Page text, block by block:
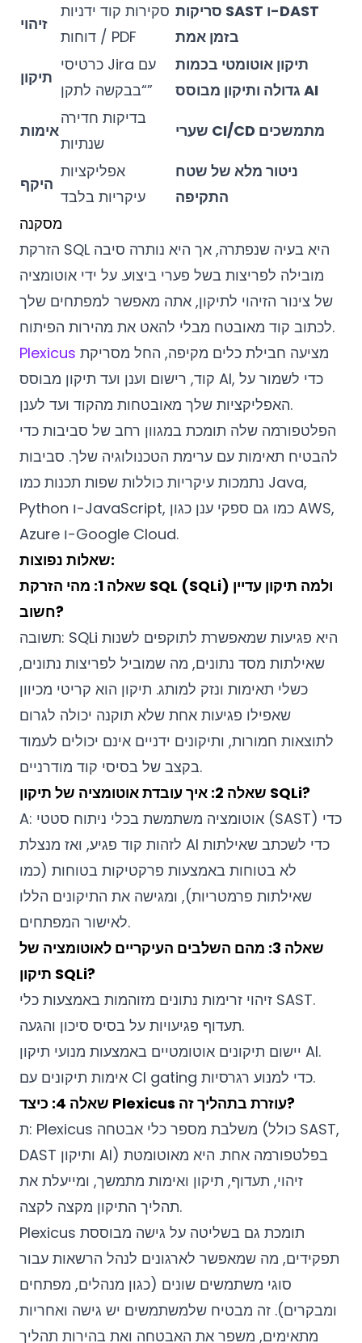
זיהוי
סקירות קוד ידניות
/ דוחות PDF
סריקות SAST ו-DAST
בזמן אמת
תיקון
כרטיסי Jira עם
“בבקשה לתקן”
תיקון אוטומטי בכמות
גדולה ותיקון מבוסס AI
אימות
בדיקות חדירה
שנתיות
שערי CI/CD מתמשכים
היקף
אפליקציות
עיקריות בלבד
ניטור מלא של שטח
התקיפה
מסקנה
הזרקת SQL היא בעיה שנפתרה, אך היא נותרה סיבה
מובילה לפריצות בשל פערי ביצוע. על ידי אוטומציה
של צינור הזיהוי לתיקון, אתה מאפשר למפתחים שלך
לכתוב קוד מאובטח מבלי להאט את מהירות הפיתוח.
Plexicus
קוד, רישום וענן ועד תיקון מבוסס AI, כדי לשמור על
האפליקציות שלך מאובטחות מהקוד ועד לענן.
הפלטפורמה שלה תומכת במגוון רחב של סביבות כדי
להבטיח תאימות עם ערימת הטכנולוגיה שלך. סביבות
נתמכות עיקריות כוללות שפות תכנות כמו Java,
Python ו-JavaScript, כמו גם ספקי ענן כגון AWS,
Azure ו-Google Cloud.
שאלות נפוצות:
שאלה 1: מהי הזרקת SQL (SQLi) ולמה תיקון עדיין
חשוב?
תשובה: SQLi היא פגיעות שמאפשרת לתוקפים לשנות
שאילתות מסד נתונים, מה שמוביל לפריצות נתונים,
כשלי תאימות ונזק למותג. תיקון הוא קריטי מכיוון
שאפילו פגיעות אחת שלא תוקנה יכולה לגרום
לתוצאות חמורות, ותיקונים ידניים אינם יכולים לעמוד
בקצב של בסיסי קוד מודרניים.
שאלה 2: איך עובדת אוטומציה של תיקון SQLi?
A: אוטומציה משתמשת בכלי ניתוח סטטי (SAST) כדי
לזהות קוד פגיע, ואז מנצלת AI כדי לשכתב שאילתות
לא בטוחות באמצעות פרקטיקות בטוחות (כמו
שאילתות פרמטריות), ומגישה את התיקונים הללו
לאישור המפתחים.
שאלה 3: מהם השלבים העיקריים לאוטומציה של
תיקון SQLi?
זיהוי זרימות נתונים מזוהמות באמצעות כלי SAST.
תעדוף פגיעויות על בסיס סיכון והגעה.
יישום תיקונים אוטומטיים באמצעות מנועי תיקון AI.
אימות תיקונים עם CI gating כדי למנוע רגרסיות.
שאלה 4: כיצד Plexicus עוזרת בתהליך זה?
ת: Plexicus משלבת מספר כלי אבטחה (כולל SAST,
DAST ותיקון AI) בפלטפורמה אחת. היא מאוטומטת
זיהוי, תעדוף, תיקון ואימות מתמשך, ומייעלת את
תהליך התיקון מקצה לקצה.
Plexicus תומכת גם בשליטה על גישה מבוססת
תפקידים, מה שמאפשר לארגונים לנהל הרשאות עבור
סוגי משתמשים שונים (כגון מנהלים, מפתחים
ומבקרים). זה מבטיח שלמשתמשים יש גישה ואחריות
מתאימים, משפר את האבטחה ואת בהירות תהליך